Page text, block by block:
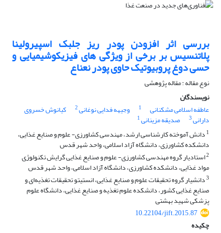
بررسی اثر افزودن پودر ریز جلبک اسپیرولینا
پلاتنسیس بر برخی از ویژگی های فیزیکوشیمیایی و
حسی دوغ پروبیوتیک حاوی پودر نعناع
نوع مقاله : مقاله پژوهشی
نویسندگان
عاطفه اسلامی مشکنانی
1 وجیهه فدایی نوغانی2 کیانوش خسروی
دارانی3 صدیقه مزینانی1
1 دانش آموخته کارشناسی ارشد، مهندسی کشاورزی- علوم و صنایع غذایی،
دانشکده کشاورزی، دانشگاه آزاد اسلامی، واحد شهر قدس
2استادیار گروه مهندسی کشاورزی- علوم و صنایع غذایی گرایش تکنولوژی
مواد غذایی، دانشکده کشاورزی، دانشگاه آزاد اسلامی، واحد شهر قدس
3دانشیار گروه تحقیقات علوم و صنایع غذایی، انستیتو تحقیقات تغذیه‌ای و
صنایع غذایی کشور، دانشکده علوم تغذیه و صنایع غذایی، دانشگاه علوم
پزشکی شهید بهشتی
10.22104/jift.2015.87
چکیده